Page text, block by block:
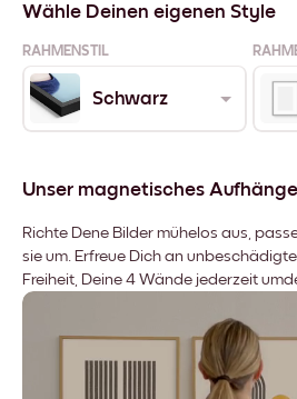
Wähle Deinen eigenen Style
RAHMENSTIL
Schwarz
Unser magnetisches
Richte Dene Bilder mühelos aus,
sie um. Erfreue Dich an
Freiheit, Deine 4 Wände jederzeit